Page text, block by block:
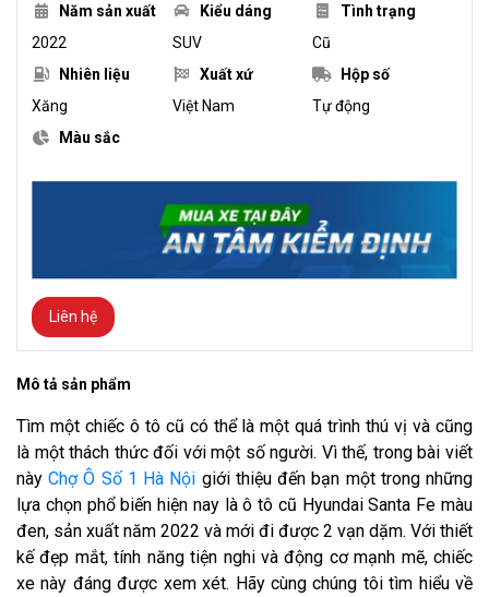
Năm sản xuất
2022
Kiểu dáng
SUV
Tình trạng
Cũ
Nhiên liệu
Xăng
Xuất xứ
Việt Nam
Hộp số
Tự động
Màu sắc
Liên hệ
Mô tả sản phẩm
Tìm một chiếc ô tô cũ có thể là một quá trình thú vị và cũng
là một thách thức đối với một số người. Vì thế, trong bài viết
nàyChợ Ô Số 1 Hà Nội giới thiệu đến bạn một trong những
lựa chọn phổ biến hiện nay là ô tô cũ Hyundai Santa Fe màu
đen, sản xuất năm 2022 và mới đi được 2 vạn dặm. Với thiết
kế đẹp mắt, tính năng tiện nghi và động cơ mạnh mẽ, chiếc
xe này đáng được xem xét. Hãy cùng chúng tôi tìm hiểu về